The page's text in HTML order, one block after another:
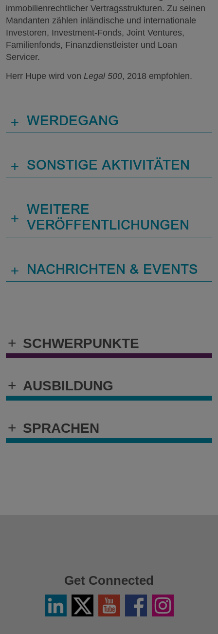
+ SCHWERPUNKTE
+ AUSBILDUNG
+ SPRACHEN
immobilienrechtlicher Vertragsstrukturen. Zu seinen
Mandanten zählen inländische und internationale
Investoren, Investment-Fonds, Joint Ventures,
Familienfonds, Finanzdienstleister und Loan
Servicer.
Herr Hupe wird von Legal 500, 2018 empfohlen.
+ WERDEGANG
+ SONSTIGE AKTIVITÄTEN
+
WEITERE
VERÖFFENTLICHUNGEN
+ NACHRICHTEN & EVENTS
Get Connected
LinkedINX
Twitter
YouTube FacebookInstagram